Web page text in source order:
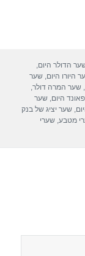
הדולר היום,
היורו היום,שער
,שער המרה דולר,
היום,שער
,שער יציג של בנק
מטבע,שערי